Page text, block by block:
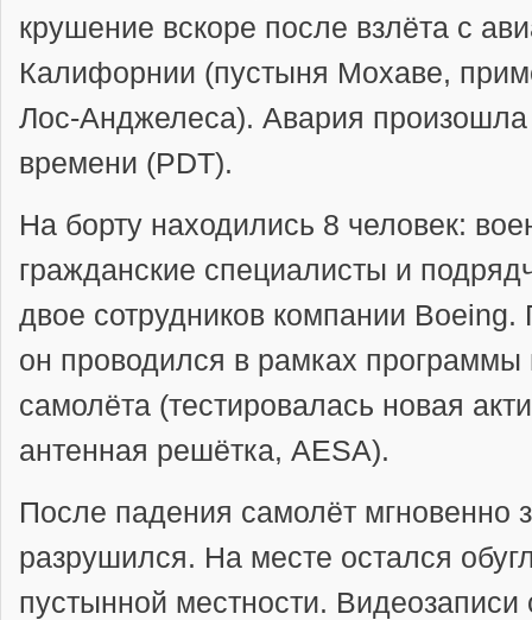
крушение вскоре после взлёта с
Калифорнии (пустыня Мохаве,
Лос-Анджелеса). Авария
времени (PDT).
На борту находились 8 человек:
гражданские специалисты и
двое сотрудников компании
он проводился в рамках
самолёта (тестировалась новая
антенная решётка, AESA).
После падения самолёт мгновенно
разрушился. На месте остался
пустынной местности.